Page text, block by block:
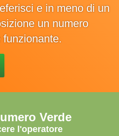
e in meno di un
un numero
Verde
l'operatore